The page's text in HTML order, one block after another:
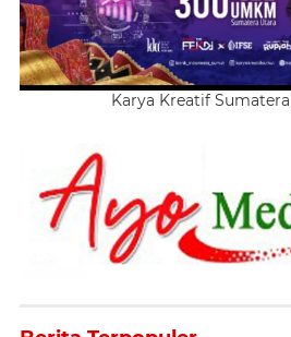
Karya Kreatif